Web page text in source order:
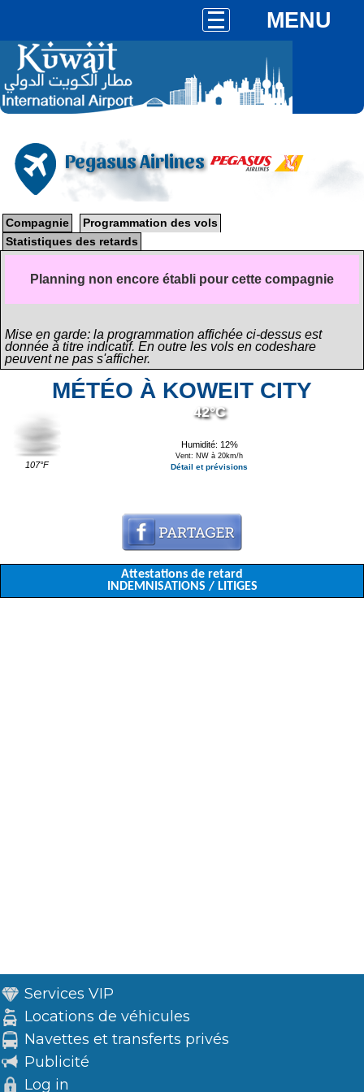
MENU
Pegasus Airlines
Compagnie
Programmation des vols
Statistiques des retards
Planning non encore établi pour cette compagnie
Mise en garde: la programmation affichée ci-dessus est
donnée à titre indicatif. En outre les vols en codeshare
peuvent ne pas s'afficher.
MÉTÉO À KOWEIT CITY
107°F
42°C
Humidité: 12%
Vent: NW à 20km/h
Détail et prévisions
Attestations de retard
INDEMNISATIONS / LITIGES
Services VIP
Locations de véhicules
Navettes et transferts privés
Publicité
Log in